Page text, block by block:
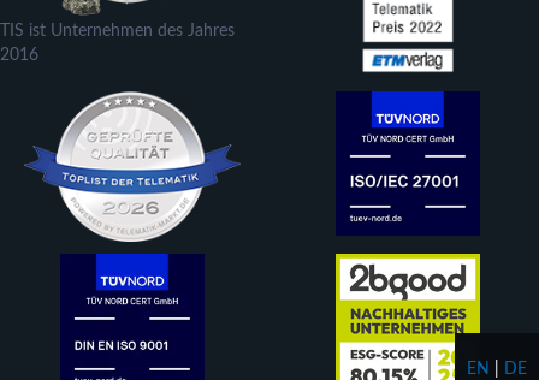
TIS ist Unternehmen des Jahres
2016
EN DE